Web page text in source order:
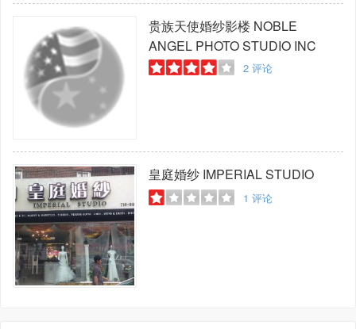
贵族天使婚纱影楼 NOBLE
ANGEL PHOTO STUDIO INC
2评论
皇庭婚纱IMPERIAL STUDIO
1 评论